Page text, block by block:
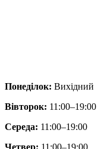
Понеділок: Вихідний
Вівторок: 11:00–19:00
Середа: 11:00–19:00
Четвер: 11:00–19:00